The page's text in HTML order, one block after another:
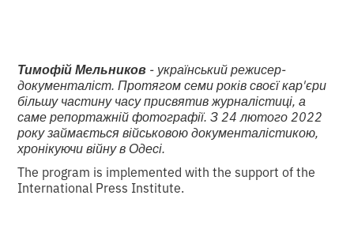
Тимофій Мельников - український режисер-
документаліст. Протягом семи років своєї кар'єри
більшу частину часу присвятив журналістиці, а
саме репортажній фотографії. З 24 лютого 2022
року займається військовою документалістикою,
хронікуючи війну в Одесі.
The program is implemented with the support of the
International Press Institute.